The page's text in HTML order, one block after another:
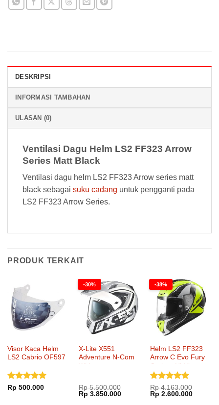
DESKRIPSI
INFORMASI TAMBAHAN
ULASAN (0)
Ventilasi Dagu Helm LS2 FF323 Arrow
Series Matt Black
Ventilasi dagu helm LS2 FF323 Arrow series matt
black sebagai suku cadang untuk pengganti pada
LS2 FF323 Arrow Series.
PRODUK TERKAIT
Visor Kaca Helm
LS2 Cabrio OF597
Dinilai5
Rp 500.000
-30%
X-Lite X551
Adventure N-Com
White
Rp5.500.000
Harga
aslinya
Rp 3.850.000Harga
-38%
Helm LS2 FF323
Arrow C Evo Fury
Carbon Hi-Vis
Yellow
Dinilai5
dari 5
Rp4.163.000
Harga
aslinya
Rp 2.600.000Harga